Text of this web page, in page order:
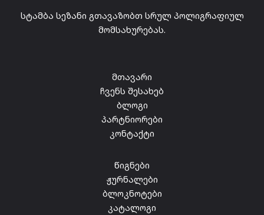
სტამბა სეზანი გთავაზობთ სრულ პოლიგრაფიულ
მომსახურებას.
მთავარი
ჩვენს შესახებ
ბლოგი
პარტნიორები
კონტაქტი
წიგნები
ჟურნალები
ბლოკნოტები
კატალოგი